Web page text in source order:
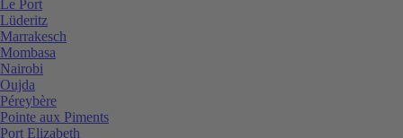
Le Port
Lüderitz
Marrakesch
Mombasa
Nairobi
Oujda
Péreybère
Pointe aux Piments
Port Elizabeth